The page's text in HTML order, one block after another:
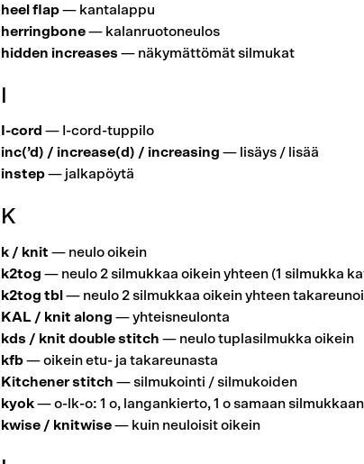
heel flap— kantalappu
herringbone— kalanruotoneulos
hidden increases — näkymättömät silmukat
I-cord — I-cord-tuppilo
inc(’d) / increase(d) / increasing — lisäys / lisää
instep— jalkapöytä
K
k / knit — neulo oikein
k2tog — neulo 2 silmukkaa oikein yhteen (1 silmukka
k2tog tbl — neulo 2 silmukkaa oikein yhteen
KAL / knit along — yhteisneulonta
kds / knit double stitch — neulo tuplasilmukka oikein
kfb— oikein etu- ja takareunasta
Kitchener stitch — silmukointi / silmukoiden
kyok— o-lk-o: 1 o, langankierto, 1 o samaan
kwise / knitwise— kuin neuloisit oikein